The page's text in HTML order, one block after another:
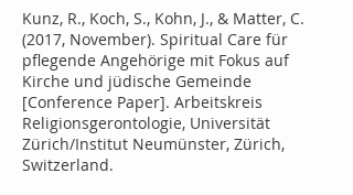
Kunz, R., Koch, S., Kohn, J., & Matter, C.
(2017, November). Spiritual Care für
pflegende Angehörige mit Fokus auf
Kirche und jüdische Gemeinde
[Conference Paper]. Arbeitskreis
Religionsgerontologie, Universität
Zürich/Institut Neumünster, Zürich,
Switzerland.